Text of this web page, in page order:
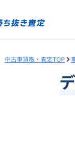
中古車買取・査定TOP